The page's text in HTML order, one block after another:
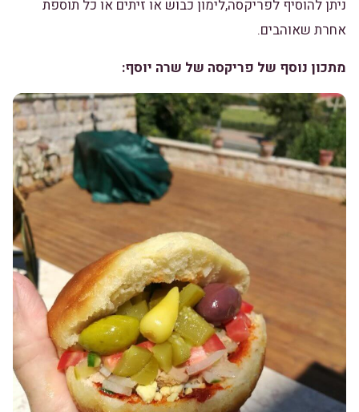
ניתן להוסיף לפריקסה,לימון כבוש או זיתים או כל תוספת
אחרת שאוהבים.
מתכון נוסף של פריקסה של שרה יוסף: